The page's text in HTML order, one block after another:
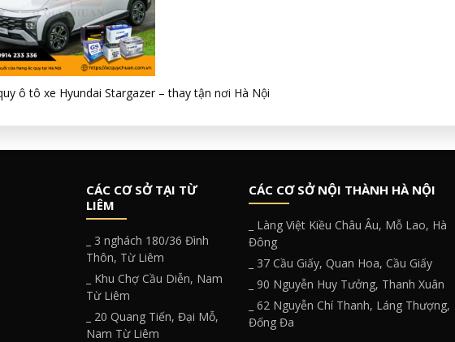
ô tô xe Hyundai Stargazer – thay tận nơi Hà Nội
CÁC CƠ SỞ TẠI TỪ
LIÊM
_ 3 nghách 180/36 Đình
Thôn, Từ Liêm
_ Khu Chợ Cầu Diễn, Nam
Từ Liêm
_ 20 Quang Tiến, Đại Mỗ,
Nam Từ Liêm
CÁC CƠ SỞ NỘI THÀNH HÀ NỘI
_ Làng Việt Kiều Châu Âu, Mỗ Lao, Hà
Đông
_ 37 Cầu Giấy, Quan Hoa, Cầu Giấy
_ 90 Nguyễn Huy Tưởng, Thanh Xuân
_ 62 Nguyễn Chí Thanh, Láng Thượng,
Đống Đa